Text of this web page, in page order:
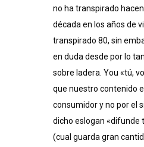
no ha transpirado
década en los años de
transpirado 80, sin
en duda desde por lo
sobre ladera. You «tú,
que nuestro contenido
consumidor y no por el
dicho eslogan «difunde
(cual guarda gran